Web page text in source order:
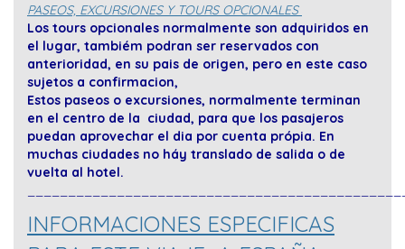
PASEOS, EXCURSIONES Y TOURS OPCIONALES
Los tours opcionales normalmente son adquiridos en
el lugar, tambiém podran ser reservados con
anterioridad, en su pais de origen, pero en este caso
sujetos a confirmacion,
Estos paseos o excursiones, normalmente terminan
en el centro de la ciudad, para que los pasajeros
puedan aprovechar el dia por cuenta própia. En
muchas ciudades no háy translado de salida o de
vuelta al hotel.
INFORMACIONES ESPECIFICAS